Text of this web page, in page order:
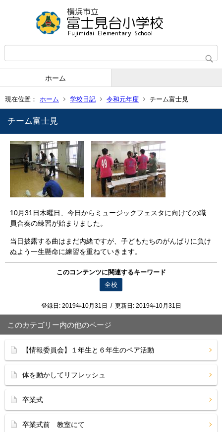
ホーム
現在位置： ホーム 学校日記 令和元年度 チーム富士見
チーム富士見
10月31日木曜日、今日からミュージックフェスタに向けての職
員合奏の練習が始まりました。
当日披露する曲はまだ内緒ですが、子どもたちのがんばりに負け
ぬよう一生懸命に練習を重ねていきます。
このコンテンツに関連するキーワード
全校
登録日: 2019年10月31日 / 更新日: 2019年10月31日
このカテゴリー内の他のページ
【情報委員会】１年生と６年生のペア活動
体を動かしてリフレッシュ
卒業式
卒業式前 教室にて